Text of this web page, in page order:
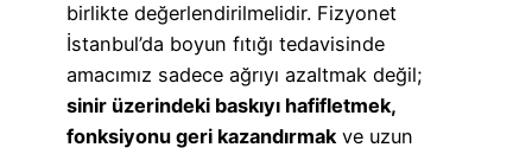
birlikte değerlendirilmelidir. Fizyonet
İstanbul’da boyun fıtığı tedavisinde
amacımız sadece ağrıyı azaltmak değil;
sinir üzerindeki baskıyı hafifletmek,
fonksiyonu geri kazandırmakve uzun